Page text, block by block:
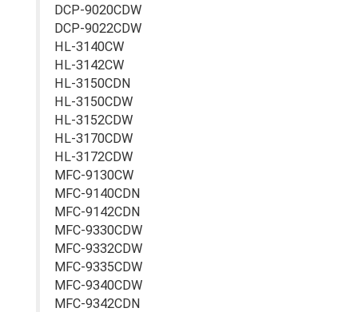
DCP-9020CDW
DCP-9022CDW
HL-3140CW
HL-3142CW
HL-3150CDN
HL-3150CDW
HL-3152CDW
HL-3170CDW
HL-3172CDW
MFC-9130CW
MFC-9140CDN
MFC-9142CDN
MFC-9330CDW
MFC-9332CDW
MFC-9335CDW
MFC-9340CDW
MFC-9342CDN